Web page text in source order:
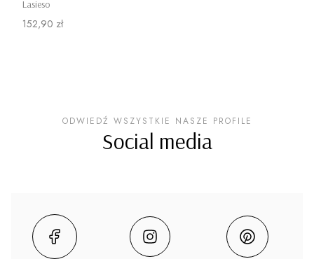
Lasieso
Cena
152,90 zł
ODWIEDŹ WSZYSTKIE NASZE PROFILE
Social media